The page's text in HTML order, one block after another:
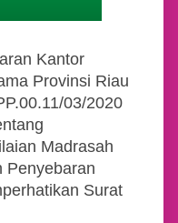
Kantor
Provinsi Riau
03/2020
Madrasah
Penyebaran
Surat